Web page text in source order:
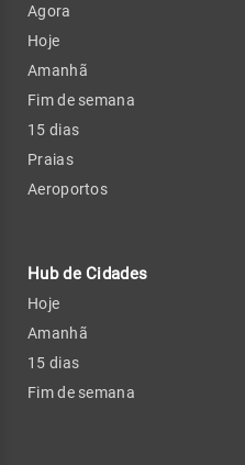
Agora
Hoje
Amanhã
Fim de semana
15 dias
Praias
Aeroportos
Hub de Cidades
Hoje
Amanhã
15 dias
Fim de semana